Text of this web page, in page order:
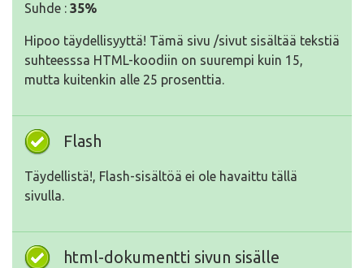
Suhde : 35%
Hipoo täydellisyyttä! Tämä sivu /sivut sisältää tekstiä
suhteesssa HTML-koodiin on suurempi kuin 15,
mutta kuitenkin alle 25 prosenttia.
Flash
Täydellistä!, Flash-sisältöä ei ole havaittu tällä
sivulla.
html-dokumentti sivun sisälle